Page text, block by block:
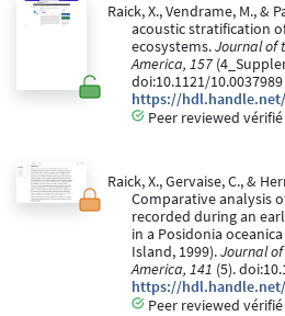
Raick, X., Vendrame, M., &
acoustic stratification
ecosystems.Journal of
America, 157
doi:10.1121/10.0037989
https://hdl.handle.net/
Peer reviewed vérifié
Raick, X., Gervaise, C., &
Comparative analysis
recorded during an
in a Posidonia
Island, 1999).Journal
America, 141 (5).
https://hdl.handle.net/
Peer reviewed vérifié